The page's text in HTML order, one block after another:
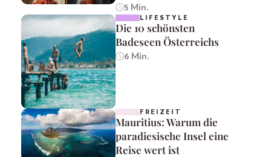
5 Min.
LIFESTYLE
Die 10 schönsten
Badeseen Österreichs
6 Min.
FREIZEIT
Mauritius: Warum die
paradiesische Insel eine
Reise wert ist